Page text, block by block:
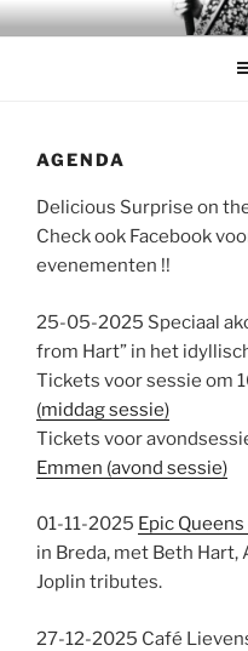
Ga
naarDELICIOUS
The Dutch tribute to Beth
AGENDA
Delicious Surprise on
Check ook Facebook
evenementen !!
25-05-2025 Speciaal
from Hart” in het
Tickets voor sessie om
(middag sessie)
Tickets voor
Emmen (avond sessie)
01-11-2025 Epic
in Breda, met Beth
Joplin tributes.
27-12-2025 Café